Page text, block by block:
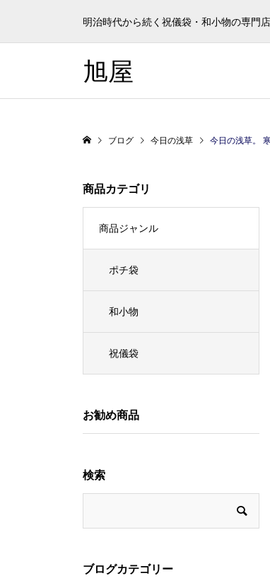
明治時代から続く祝儀袋・和小物の専門店
旭屋
ブログ 今日の浅草 今日の浅草。 寒くな
商品カテゴリ
商品ジャンル
ポチ袋
和小物
祝儀袋
お勧め商品
検索
ブログカテゴリー